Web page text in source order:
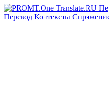
Перевод Контексты